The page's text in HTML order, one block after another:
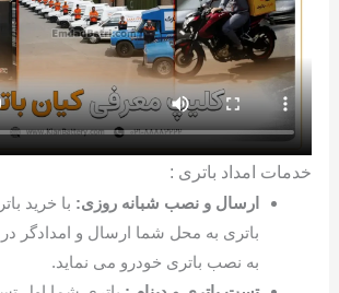
خدمات امداد باتری :
ارسال و نصب شبانه روزی: با خرید
باتری به محل شما ارسال و امدادگر
به نصب باتری خودرو می نماید.